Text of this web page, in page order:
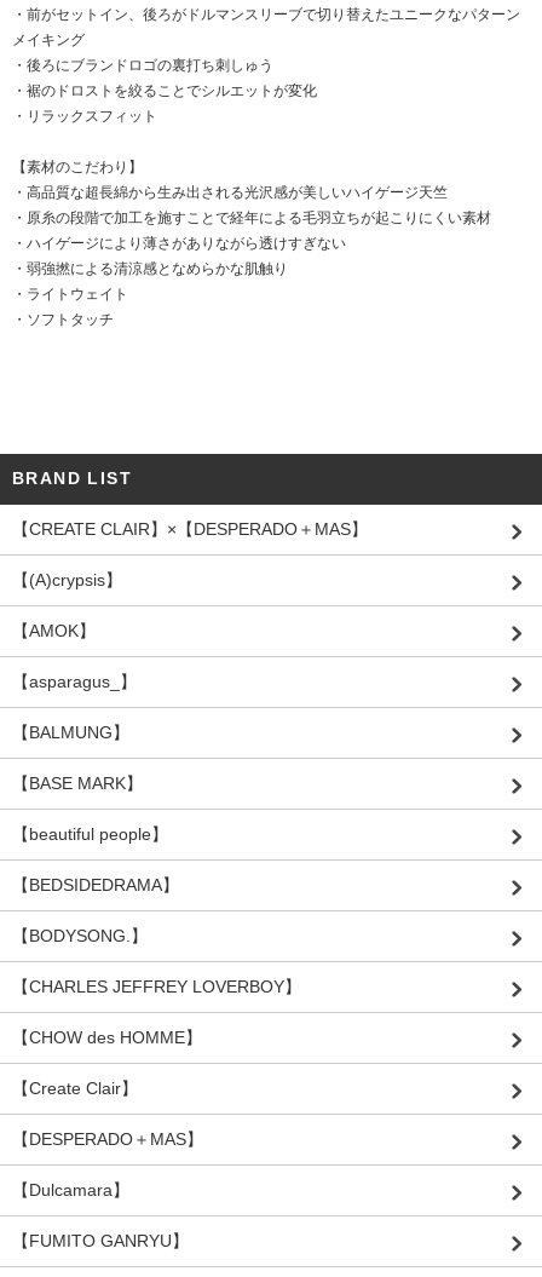
・前がセットイン、後ろがドルマンスリーブで切り替えたユニークなパターン
メイキング
・後ろにブランドロゴの裏打ち刺しゅう
・裾のドロストを絞ることでシルエットが変化
・リラックスフィット
【素材のこだわり】
・高品質な超長綿から生み出される光沢感が美しいハイゲージ天竺
・原糸の段階で加工を施すことで経年による毛羽立ちが起こりにくい素材
・ハイゲージにより薄さがありながら透けすぎない
・弱強撚による清涼感となめらかな肌触り
・ライトウェイト
・ソフトタッチ
BRAND LIST
【CREATE CLAIR】×【DESPERADO＋MAS】
【(A)crypsis】
【AMOK】
【asparagus_】
【BALMUNG】
【BASE MARK】
【beautiful people】
【BEDSIDEDRAMA】
【BODYSONG.】
【CHARLES JEFFREY LOVERBOY】
【CHOW des HOMME】
【Create Clair】
【DESPERADO＋MAS】
【Dulcamara】
【FUMITO GANRYU】